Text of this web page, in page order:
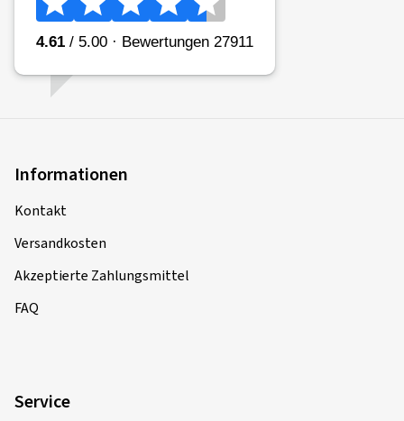
Informationen
Kontakt
Versandkosten
Akzeptierte Zahlungsmittel
FAQ
Service